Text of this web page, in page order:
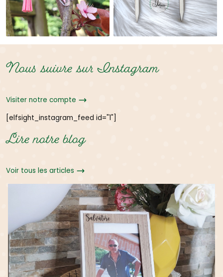
Nous suivre sur Instagram
Visiter notre compte
[elfsight_instagram_feed id="1"]
Lire notre blog
Voir tous les articles